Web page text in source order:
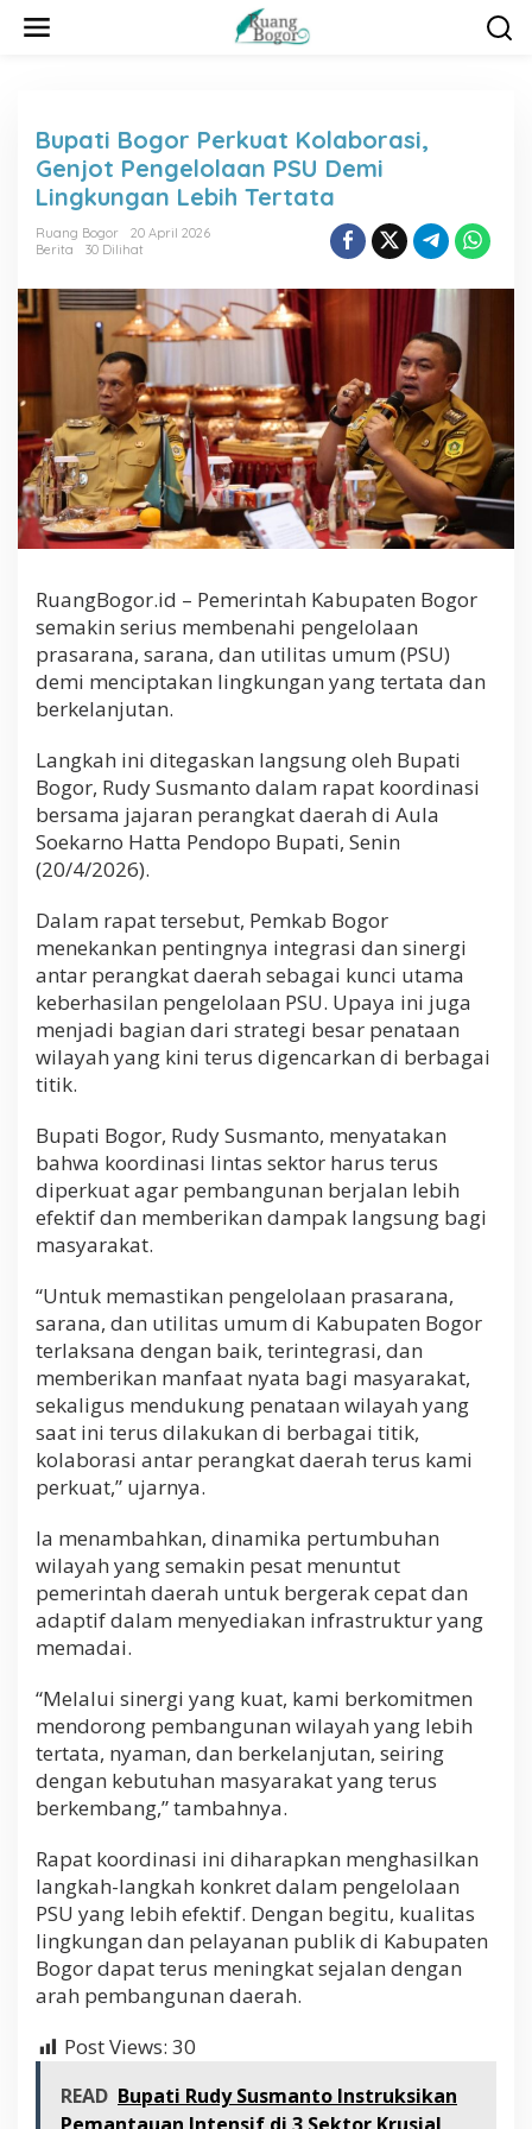
Bupati Bogor Perkuat Kolaborasi,
Genjot Pengelolaan PSU Demi
Lingkungan Lebih Tertata
Ruang Bogor
20 April 2026
Berita
30 Dilihat
RuangBogor.id – Pemerintah Kabupaten Bogor
semakin serius membenahi pengelolaan
prasarana, sarana, dan utilitas umum (PSU)
demi menciptakan lingkungan yang tertata dan
berkelanjutan.
Langkah ini ditegaskan langsung oleh Bupati
Bogor, Rudy Susmanto dalam rapat koordinasi
bersama jajaran perangkat daerah di Aula
Soekarno Hatta Pendopo Bupati, Senin
(20/4/2026).
Dalam rapat tersebut, Pemkab Bogor
menekankan pentingnya integrasi dan sinergi
antar perangkat daerah sebagai kunci utama
keberhasilan pengelolaan PSU. Upaya ini juga
menjadi bagian dari strategi besar penataan
wilayah yang kini terus digencarkan di berbagai
titik.
Bupati Bogor, Rudy Susmanto, menyatakan
bahwa koordinasi lintas sektor harus terus
diperkuat agar pembangunan berjalan lebih
efektif dan memberikan dampak langsung bagi
masyarakat.
“Untuk memastikan pengelolaan prasarana,
sarana, dan utilitas umum di Kabupaten Bogor
terlaksana dengan baik, terintegrasi, dan
memberikan manfaat nyata bagi masyarakat,
sekaligus mendukung penataan wilayah yang
saat ini terus dilakukan di berbagai titik,
kolaborasi antar perangkat daerah terus kami
perkuat,” ujarnya.
Ia menambahkan, dinamika pertumbuhan
wilayah yang semakin pesat menuntut
pemerintah daerah untuk bergerak cepat dan
adaptif dalam menyediakan infrastruktur yang
memadai.
“Melalui sinergi yang kuat, kami berkomitmen
mendorong pembangunan wilayah yang lebih
tertata, nyaman, dan berkelanjutan, seiring
dengan kebutuhan masyarakat yang terus
berkembang,” tambahnya.
Rapat koordinasi ini diharapkan menghasilkan
langkah-langkah konkret dalam pengelolaan
PSU yang lebih efektif. Dengan begitu, kualitas
lingkungan dan pelayanan publik di Kabupaten
Bogor dapat terus meningkat sejalan dengan
arah pembangunan daerah.
Post Views: 30
READ Bupati Rudy Susmanto Instruksikan